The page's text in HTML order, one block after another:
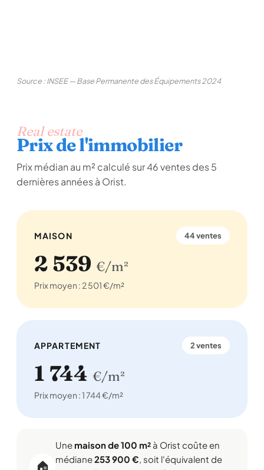
Source : INSEE — Base Permanente des Équipements 2024
Real estate
Prix de l'immobilier
Prix médian au m² calculé sur 46 ventes des 5
dernières années à Orist.
MAISON 44 ventes
2 539 €/m²
Prix moyen : 2 501 €/m²
APPARTEMENT 2 ventes
1 744 €/m²
Prix moyen : 1 744 €/m²
🏠
Une maison de 100 m² à Orist coûte en
médiane253 900 €, soit l'équivalent de